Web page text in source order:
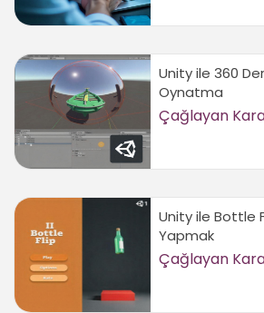
Unity ile 360
Oynatma
Çağlayan
Unity ile Bottle
Yapmak
Çağlayan